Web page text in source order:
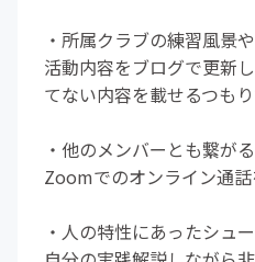
・所属クラブの練習風景
活動内容をブログで更新
てない内容を載せるつも
・他のメンバーとも繋が
Zoomでのオンライン通話
・人の特性にあったシュ